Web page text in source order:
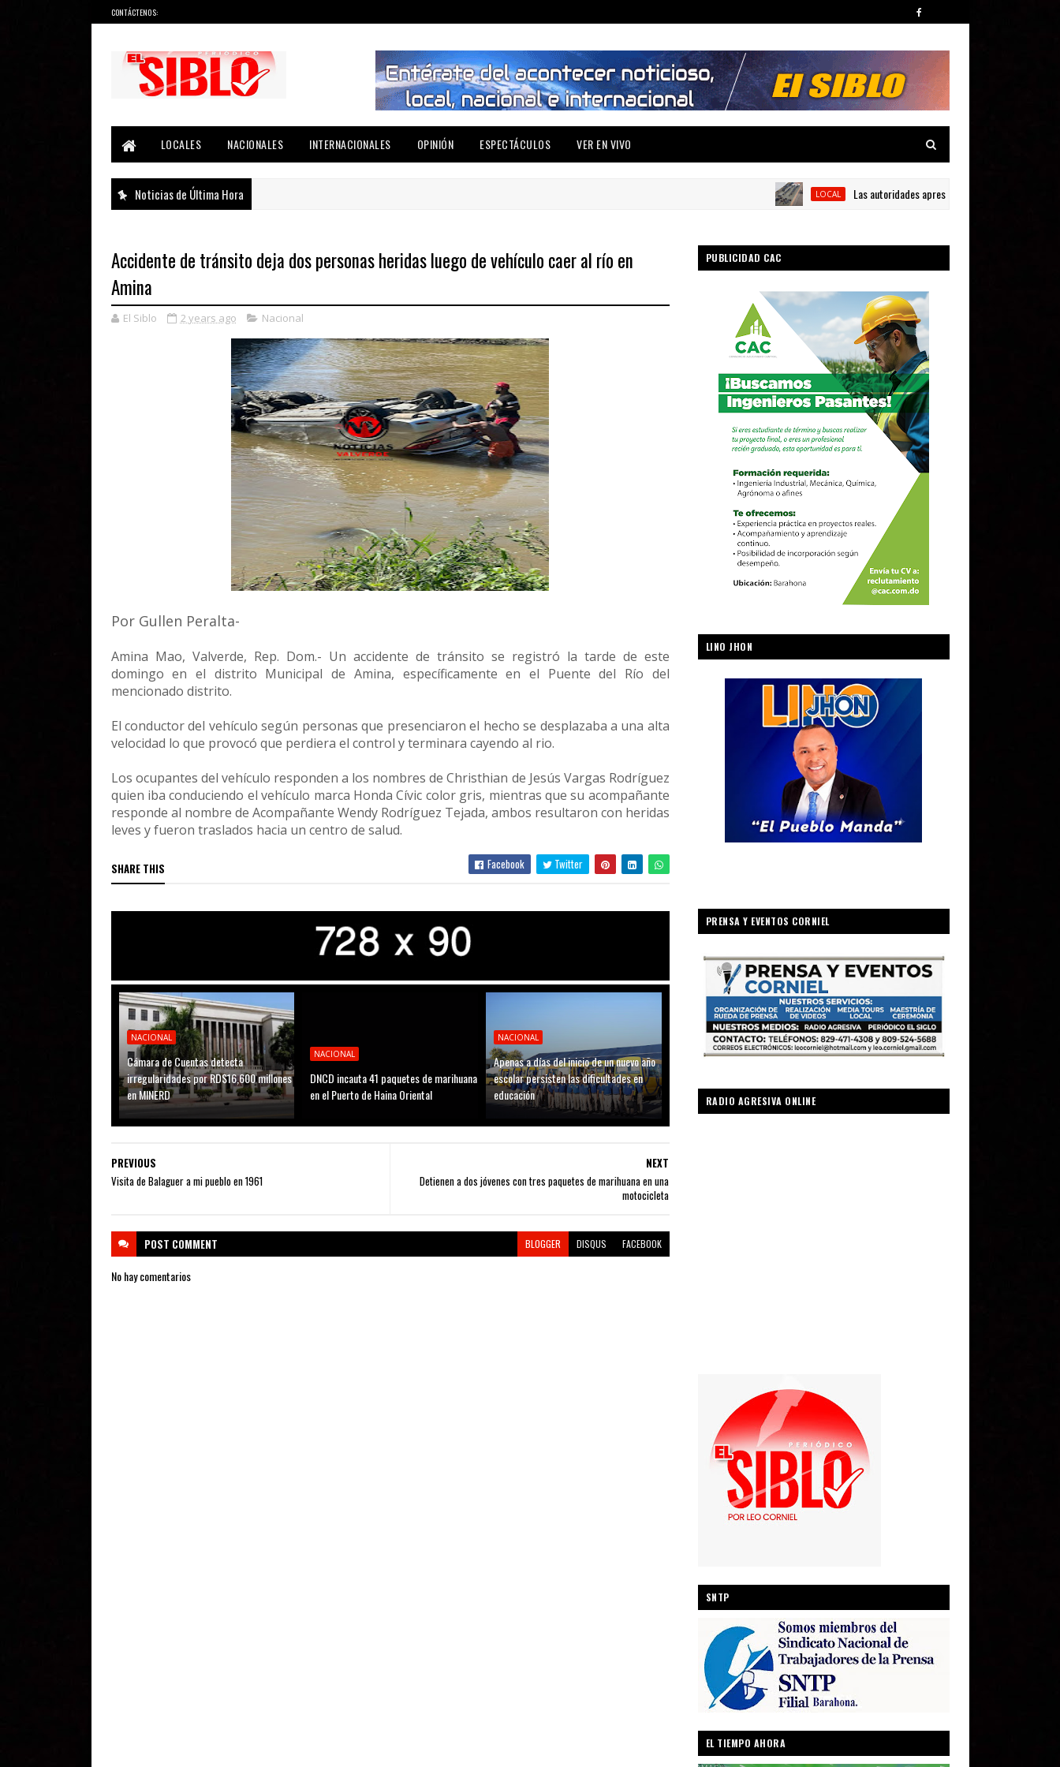
CONTÁCTENOS:
LOCALES
NACIONALES INTERNACIONALES OPINIÓN ESPECTÁCULOS VER EN VIVO
Noticias de Última Hora LOCAL Las autoridades apresan tres personas y ocupan siete
Accidente de tránsito deja dos personas heridas luego de vehículo caer al río en
Amina
El Siblo 2 years ago Nacional
Por Gullen Peralta-
Amina Mao, Valverde, Rep. Dom.- Un accidente de tránsito se registró la tarde de este
domingo en el distrito Municipal de Amina, específicamente en el Puente del Río del
mencionado distrito.
El conductor del vehículo según personas que presenciaron el hecho se desplazaba a una alta
velocidad lo que provocó que perdiera el control y terminara cayendo al rio.
Los ocupantes del vehículo responden a los nombres de Christhian de Jesús Vargas Rodríguez
quien iba conduciendo el vehículo marca Honda Cívic color gris, mientras que su acompañante
responde al nombre de Acompañante Wendy Rodríguez Tejada, ambos resultaron con heridas
leves y fueron traslados hacia un centro de salud.
SHARE THIS Facebook Twitter
NACIONAL
Cámara de Cuentas detecta
irregularidades por RD$16,600 millones
en MINERD
NACIONAL
DNCD incauta 41 paquetes de marihuana
en el Puerto de Haina Oriental
NACIONAL
Apenas a días del inicio de un nuevo año
escolar persisten las dificultades en
educación
NEXT
Detienen a dos jóvenes con tres paquetes de marihuana en una
motocicleta
PREVIOUS
Visita de Balaguer a mi pueblo en 1961
POST COMMENT BLOGGER DISQUS FACEBOOK
No hay comentarios
PUBLICIDAD CAC
LINO JHON
PRENSA Y EVENTOS CORNIEL
RADIO AGRESIVA ONLINE
SNTP
EL TIEMPO AHORA